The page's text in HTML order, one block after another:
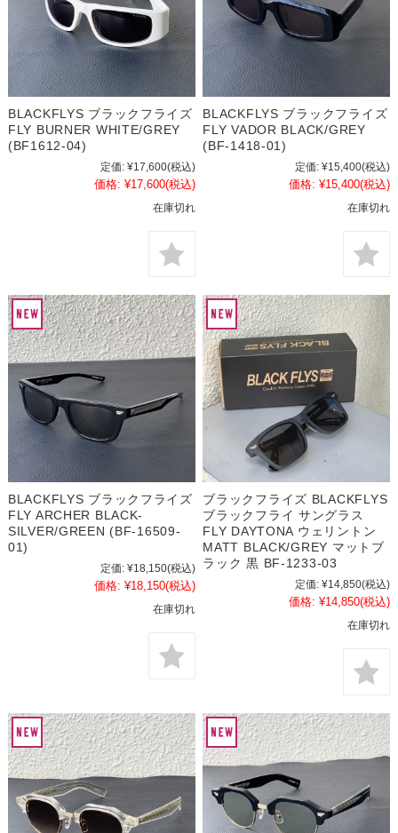
BLACKFLYS ブラックフライズ
FLY BURNER WHITE/GREY
(BF1612-04)
定価: ¥17,600(税込)
価格: ¥17,600(税込)
在庫切れ
BLACKFLYS ブラックフライズ
FLY VADOR BLACK/GREY
(BF-1418-01)
定価: ¥15,400(税込)
価格: ¥15,400(税込)
在庫切れ
BLACKFLYS ブラックフライズ
FLY ARCHER BLACK-
SILVER/GREEN (BF-16509-
01)
定価: ¥18,150(税込)
価格: ¥18,150(税込)
在庫切れ
ブラックフライズ BLACKFLYS
ブラックフライ サングラス
FLY DAYTONA ウェリントン
MATT BLACK/GREY マットブ
ラック 黒 BF-1233-03
定価: ¥14,850(税込)
価格: ¥14,850(税込)
在庫切れ